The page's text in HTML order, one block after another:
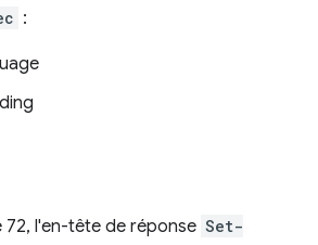
:
l'en-tête de réponse Set-